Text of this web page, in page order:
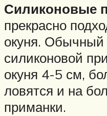
Силиконовые
прекрасно
окуня. Обычный
силиконовой
окуня 4-5 см,
ловятся и на
приманки.